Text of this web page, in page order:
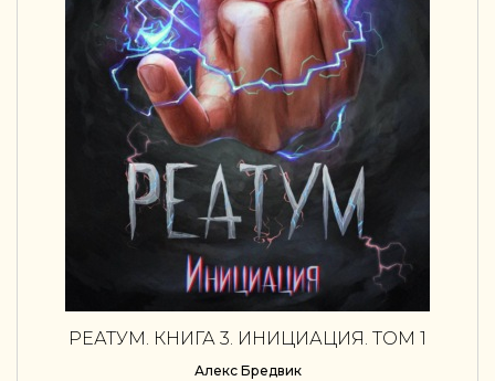
РЕАТУМ. КНИГА 3. ИНИЦИАЦИЯ. ТОМ 1
Алекс Бредвик